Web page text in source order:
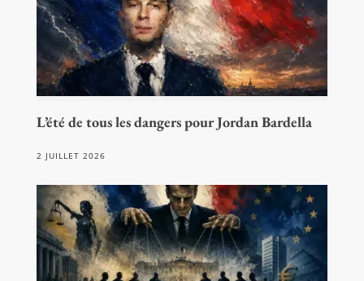
L’été de tous les dangers pour Jordan Bardella
2 JUILLET 2026